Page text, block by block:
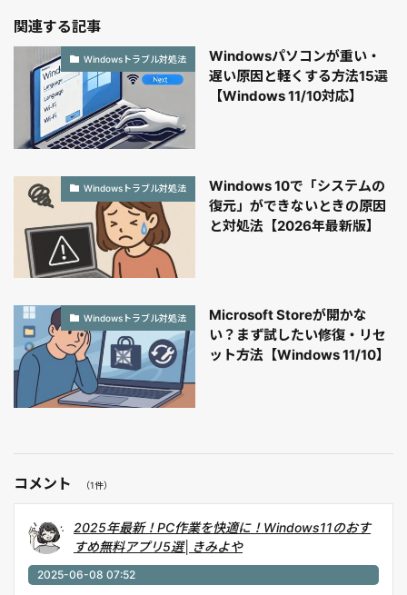
関連する記事
Windowsトラブル対処法
Windowsパソコンが重い・
遅い原因と軽くする方法15選
【Windows 11/10対応】
Windowsトラブル対処法
Windows 10で「システムの
復元」ができないときの原因
と対処法【2026年最新版】
Windowsトラブル対処法
Microsoft Storeが開かな
い？まず試したい修復・リセ
ット方法【Windows 11/10】
コメント （1件）
2025年最新！PC作業を快適に！Windows11のおす
すめ無料アプリ5選│きみよや
2025-06-08 07:52